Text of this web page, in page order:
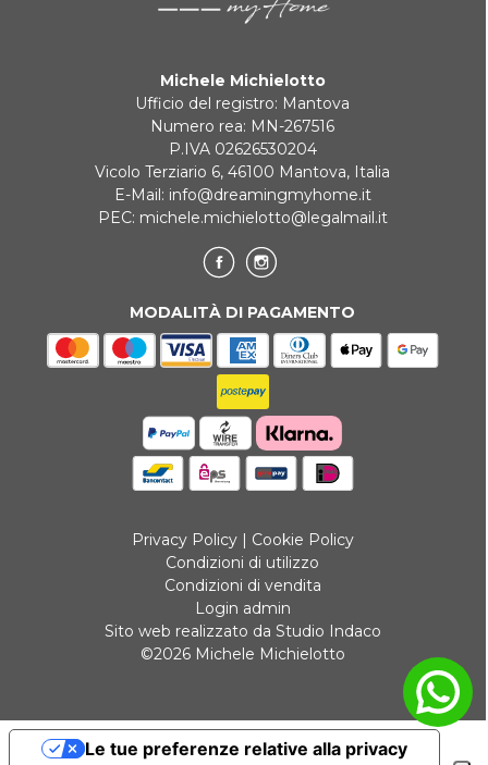
Michele Michielotto
Ufficio del registro: Mantova
Numero rea: MN-267516
P.IVA 02626530204
Vicolo Terziario 6, 46100 Mantova, Italia
E-Mail: info@dreamingmyhome.it
PEC: michele.michielotto@legalmail.it
MODALITÀ DI PAGAMENTO
Privacy Policy| Cookie Policy
Condizioni di utilizzo
Condizioni di vendita
Login admin
Sito web realizzato da Studio Indaco
©2026 Michele Michielotto
Le tue preferenze relative alla privacy